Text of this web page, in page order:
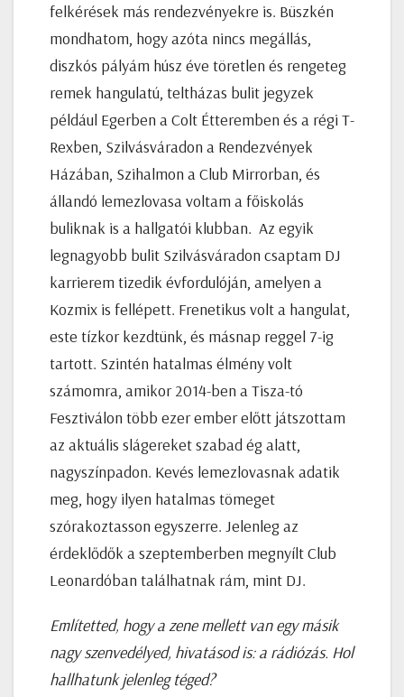
felkérések más rendezvényekre is. Büszkén
mondhatom, hogy azóta nincs megállás,
diszkós pályám húsz éve töretlen és rengeteg
remek hangulatú, teltházas bulit jegyzek
például Egerben a Colt Étteremben és a régi T-
Rexben, Szilvásváradon a Rendezvények
Házában, Szihalmon a Club Mirrorban, és
állandó lemezlovasa voltam a főiskolás
buliknak is a hallgatói klubban. Az egyik
legnagyobb bulit Szilvásváradon csaptam DJ
karrierem tizedik évfordulóján, amelyen a
Kozmix is fellépett. Frenetikus volt a hangulat,
este tízkor kezdtünk, és másnap reggel 7-ig
tartott. Szintén hatalmas élmény volt
számomra, amikor 2014-ben a Tisza-tó
Fesztiválon több ezer ember előtt játszottam
az aktuális slágereket szabad ég alatt,
nagyszínpadon. Kevés lemezlovasnak adatik
meg, hogy ilyen hatalmas tömeget
szórakoztasson egyszerre. Jelenleg az
érdeklődők a szeptemberben megnyílt Club
Leonardóban találhatnak rám, mint DJ.
Említetted, hogy a zene mellett van egy másik
nagy szenvedélyed, hivatásod is: a rádiózás. Hol
hallhatunk jelenleg téged?